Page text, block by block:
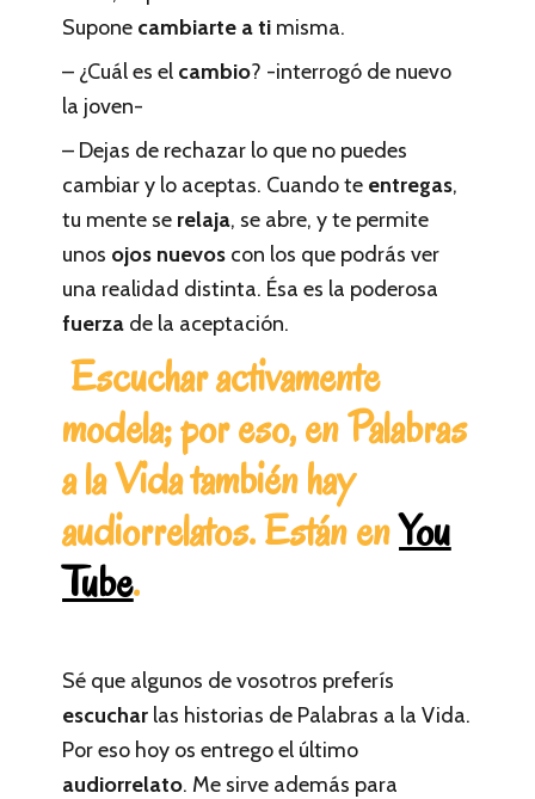
Supone cambiarte a ti misma.
– ¿Cuál es el cambio? -interrogó de nuevo
la joven-
– Dejas de rechazar lo que no puedes
cambiar y lo aceptas. Cuando te entregas,
tu mente se relaja, se abre, y te permite
unos ojos nuevos con los que podrás ver
una realidad distinta. Ésa es la poderosa
fuerza de la aceptación.
Escuchar activamente
modela; por eso, en Palabras
a la Vida también hay
audiorrelatos. Están enYou
Tube.
Sé que algunos de vosotros preferís
escuchar las historias de Palabras a la Vida.
Por eso hoy os entrego el último
audiorrelato. Me sirve además para